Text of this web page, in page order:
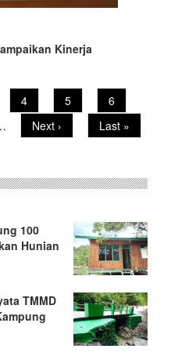
Kinerja
Page
4 Page
5 Page
6
Next
page
Next ›
Last
page
Last »
100
Hunian
TMMD